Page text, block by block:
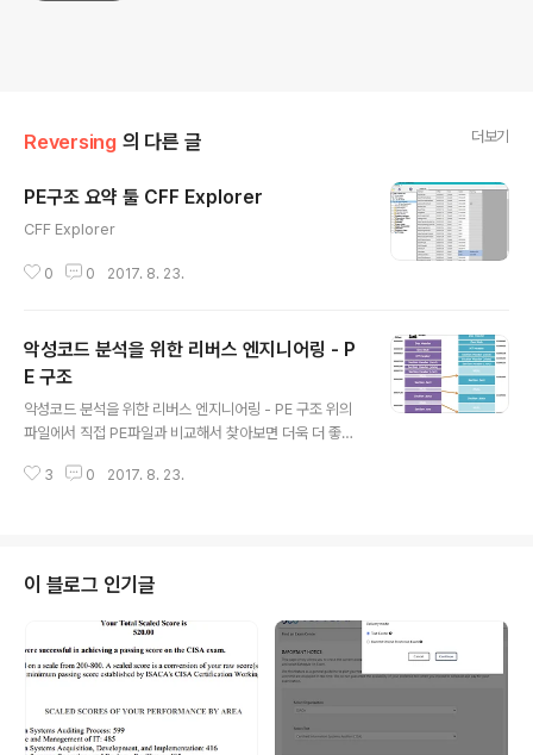
Reversing 의 다른 글 더보기
PE구조 요약 툴 CFF Explorer
CFF Explorer
0 0 2017. 8. 23.
악성코드 분석을 위한 리버스 엔지니어링 - P
E 구조
악성코드 분석을 위한 리버스 엔지니어링 - PE 구조 위의
파일에서 직접 PE파일과 비교해서 찾아보면 더욱 더 좋다.
도우 운영 체제에서 사용되는 실행 파일, DLL, object 코
적 라이브러리 참조, API 익스포트와 임포트 테이블, 자원
관리 데이터 그리고 TLS 데이터를 포함한다. 윈도우 NT
운영체제에서, PE 포맷은 EXE, DLL, SYS (디바이스 드라
이버), 그리고 다른 파일 종류들에서 쓰인다. 통일 확장 펌
웨어 인터페이스 (EFI) 설명서는 PE가 ..
3 0 2017. 8. 23.
이 블로그 인기글